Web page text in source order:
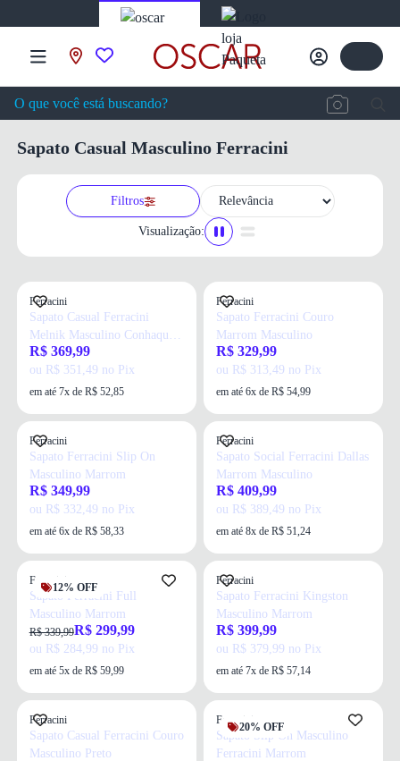
Sapato Casual Masculino Ferracini
Filtros
Visualização:
Ferracini
Sapato Casual Ferracini
Melnik Masculino Conhaque
Couro
R$ 369,99
ou R$ 351,49 no Pix
em até 7x de R$ 52,85
Ferracini
Sapato Ferracini Couro
Marrom Masculino
R$ 329,99
ou R$ 313,49 no Pix
em até 6x de R$ 54,99
Ferracini
Sapato Ferracini Slip On
Masculino Marrom
R$ 349,99
ou R$ 332,49 no Pix
em até 6x de R$ 58,33
Ferracini
Sapato Social Ferracini Dallas
Marrom Masculino
R$ 409,99
ou R$ 389,49 no Pix
em até 8x de R$ 51,24
12% OFF
Ferracini
Sapato Ferracini Full
Masculino Marrom
R$ 339,99R$ 299,99
ou R$ 284,99 no Pix
em até 5x de R$ 59,99
Ferracini
Sapato Ferracini Kingston
Masculino Marrom
R$ 399,99
ou R$ 379,99 no Pix
em até 7x de R$ 57,14
Ferracini
Sapato Casual Ferracini Couro
Masculino Preto
20% OFF
Ferracini
Sapato Slip On Masculino
Ferracini Marrom